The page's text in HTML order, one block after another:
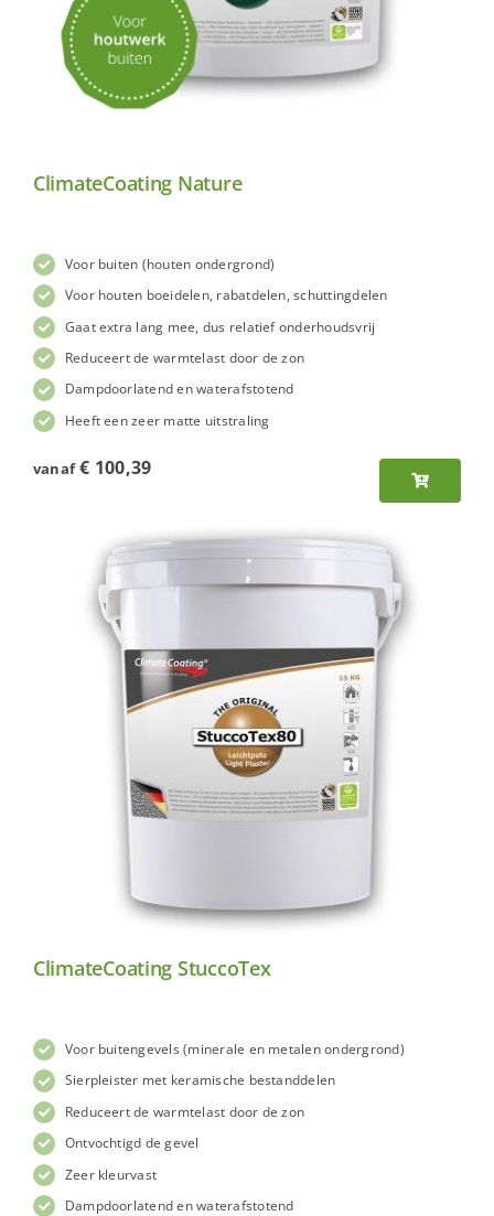
ClimateCoating Nature
Voor buiten (houten ondergrond)
Voor houten boeidelen, rabatdelen, schuttingdelen
Gaat extra lang mee, dus relatief onderhoudsvrij
Reduceert de warmtelast door de zon
Dampdoorlatend en waterafstotend
Heeft een zeer matte uitstraling
vanaf € 100,39
ClimateCoating StuccoTex
Voor buitengevels (minerale en metalen ondergrond)
Sierpleister met keramische bestanddelen
Reduceert de warmtelast door de zon
Ontvochtigd de gevel
Zeer kleurvast
Dampdoorlatend en waterafstotend